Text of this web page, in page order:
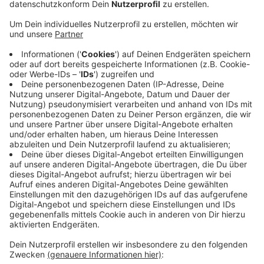
Veröffentlicht:Samstag, 14.11.2020 09:25
Anzeige
Auf der Karte können Kunden sehen, wo sie was
bestellen können. Die Rückmeldung von Gastronomen
zeigt, dass viele sehr dankbar für dieses kostenlose
Angebot sind und dass ihnen die Aktion tatsächlich
Geld in die Kasse bringt.
Hinter der Aktion “Support your Lokal” stecken die
Kneipenfestival-Macher, also wir von Radio
Leverkusen und die Agentur Fun Concept.Hiergeht es
zu der Online-Restaurantkarte.
Anzeige